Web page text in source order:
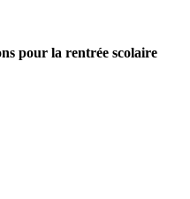
pour la rentrée scolaire